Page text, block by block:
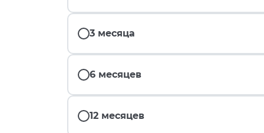
3 месяца
6 месяцев
12 месяцев